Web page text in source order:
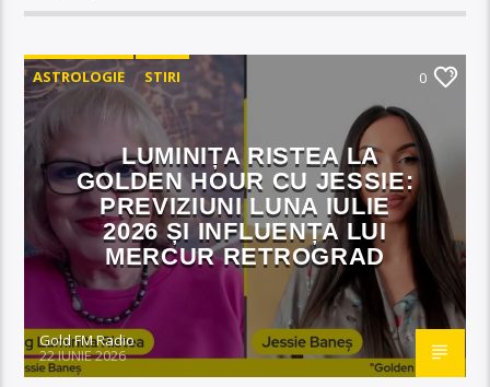
ASTROLOGIE STIRI 0
LUMINIȚA RISTEA LA
GOLDEN HOUR CU JESSIE:
PREVIZIUNI LUNA IULIE
2026 ȘI INFLUENȚA LUI
MERCUR RETROGRAD
Gold FM Radio
22 IUNIE 2026